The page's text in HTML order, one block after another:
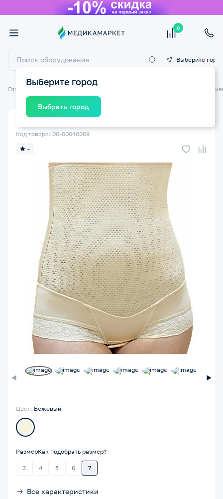
0
Выберите город
Выберите город
Выбрать город
Главная Товары для беременных и кормящих мам Бельё для
-
Код товара: 00-00040009
Цвет: Бежевый
РазмерКак подобрать размер?
3 4 5 6 7
Все характеристики